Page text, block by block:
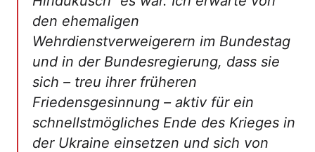
den ehemaligen
Wehrdienstverweigerern im Bundestag
und in der Bundesregierung, dass sie
sich – treu ihrer früheren
Friedensgesinnung – aktiv für ein
schnellstmögliches Ende des Krieges in
der Ukraine einsetzen und sich von